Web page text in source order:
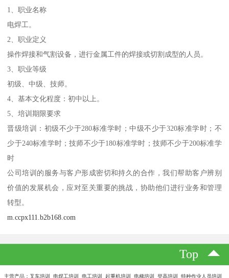
1、职业名称
电焊工。
2、职业定义
操作焊接和气割设备，进行金属工件的焊接或切割成型的人员。
3、职业等级
初级、中级、技师。
4、基本文化程度：初中以上。
5、培训期限要求
晋级培训：初级不少于280标准学时；中级不少于320标准学时；不
少于240标准学时；技师不少于180标准学时；技师不少于200标准学
时
公司培训的服务与客户形成密切和持久的合作，我们帮助客户辨别
价值的发展机会，应对至关重要的挑战，协助他们进行业务和管理
转型。
m.ccpx111.b2b168.com
Top
主营产品：叉车培训 电焊工培训 电工培训 起重机培训 电梯培训 登高培训 特种作业人员培训